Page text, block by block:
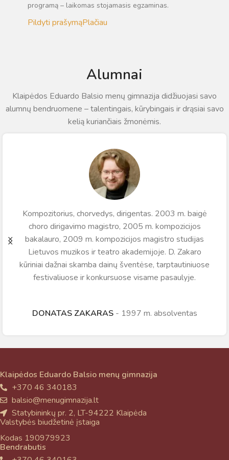
programą – laikomas stojamasis egzaminas.
Pildyti prašymąPlačiau
Alumnai
Klaipėdos Eduardo Balsio menų gimnazija didžiuojasi savo
alumnų bendruomene – talentingais, kūrybingais ir drąsiai savo
kelią kuriančiais žmonėmis.
Kompozitorius, chorvedys, dirigentas. 2003 m. baigė
choro dirigavimo magistro, 2005 m. kompozicijos
bakalauro, 2009 m. kompozicijos magistro studijas
Lietuvos muzikos ir teatro akademijoje. D. Zakaro
kūriniai dažnai skamba dainų šventėse, tarptautiniuose
festivaliuose ir konkursuose visame pasaulyje.
DONATAS ZAKARAS 1997 m. absolventas
Klaipėdos Eduardo Balsio menų gimnazija
+370 46 340183
balsio@menugimnazija.lt
Statybininkų pr. 2, LT-94222 Klaipėda
Valstybės biudžetinė įstaiga
Kodas 190979923
Bendrabutis